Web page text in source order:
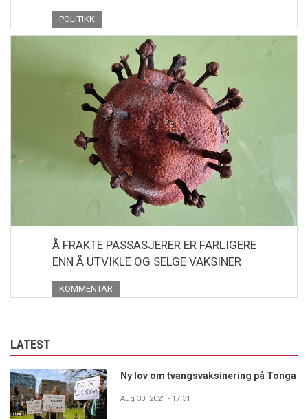
POLITIKK
Å FRAKTE PASSASJERER ER FARLIGERE
ENN Å UTVIKLE OG SELGE VAKSINER
KOMMENTAR
LATEST
Ny lov om tvangsvaksinering på Tonga
Aug 30, 2021 - 17:31